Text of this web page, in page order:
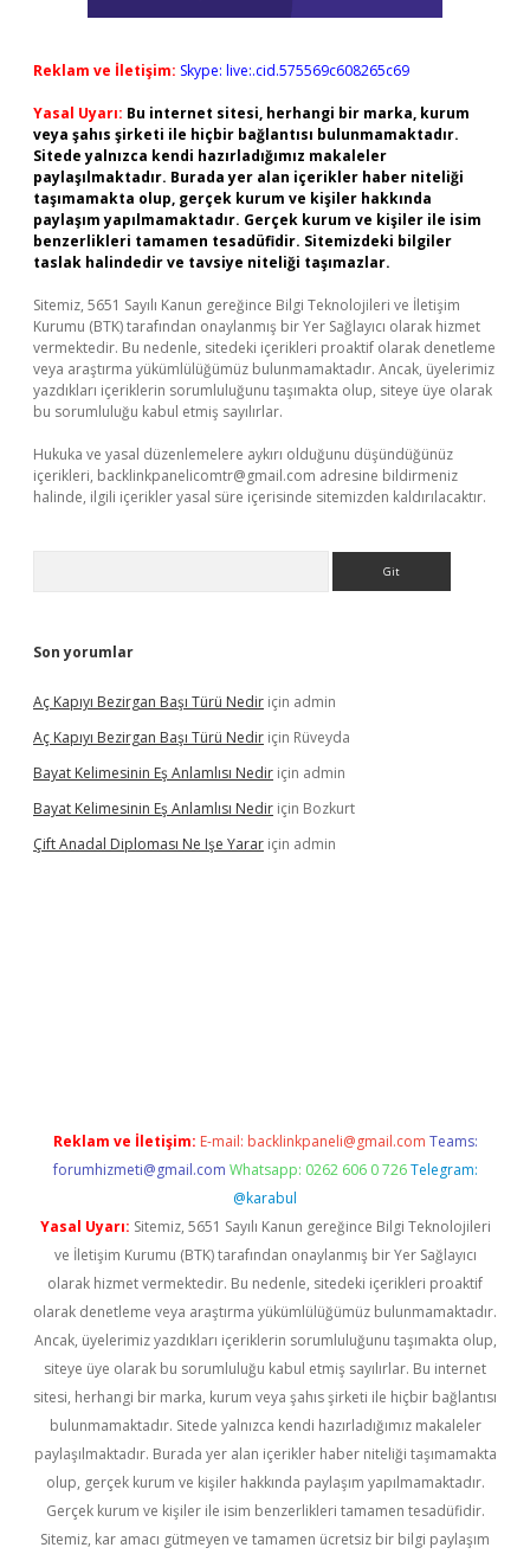
Reklam ve İletişim: Skype: live:.cid.575569c608265c69
Yasal Uyarı: Bu internet sitesi, herhangi bir marka, kurum
veya şahıs şirketi ile hiçbir bağlantısı bulunmamaktadır.
Sitede yalnızca kendi hazırladığımız makaleler
paylaşılmaktadır. Burada yer alan içerikler haber niteliği
taşımamakta olup, gerçek kurum ve kişiler hakkında
paylaşım yapılmamaktadır. Gerçek kurum ve kişiler ile isim
benzerlikleri tamamen tesadüfidir. Sitemizdeki bilgiler
taslak halindedir ve tavsiye niteliği taşımazlar.
Sitemiz, 5651 Sayılı Kanun gereğince Bilgi Teknolojileri ve İletişim
Kurumu (BTK) tarafından onaylanmış bir Yer Sağlayıcı olarak hizmet
vermektedir. Bu nedenle, sitedeki içerikleri proaktif olarak denetleme
veya araştırma yükümlülüğümüz bulunmamaktadır. Ancak, üyelerimiz
yazdıkları içeriklerin sorumluluğunu taşımakta olup, siteye üye olarak
bu sorumluluğu kabul etmiş sayılırlar.
Hukuka ve yasal düzenlemelere aykırı olduğunu düşündüğünüz
içerikleri, backlinkpanelicomtr@gmail.com adresine bildirmeniz
halinde, ilgili içerikler yasal süre içerisinde sitemizden kaldırılacaktır.
Son yorumlar
Aç Kapıyı Bezirgan Başı Türü Nedir için admin
Aç Kapıyı Bezirgan Başı Türü Nedir için Rüveyda
Bayat Kelimesinin Eş Anlamlısı Nedir için admin
Bayat Kelimesinin Eş Anlamlısı Nedir için Bozkurt
Çift Anadal Diploması Ne Işe Yarar için admin
Reklam ve İletişim: E-mail: backlinkpaneli@gmail.com Teams:
forumhizmeti@gmail.com Whatsapp: 0262 606 0 726 Telegram:
@karabul
Yasal Uyarı: Sitemiz, 5651 Sayılı Kanun gereğince Bilgi Teknolojileri
ve İletişim Kurumu (BTK) tarafından onaylanmış bir Yer Sağlayıcı
olarak hizmet vermektedir. Bu nedenle, sitedeki içerikleri proaktif
olarak denetleme veya araştırma yükümlülüğümüz bulunmamaktadır.
Ancak, üyelerimiz yazdıkları içeriklerin sorumluluğunu taşımakta olup,
siteye üye olarak bu sorumluluğu kabul etmiş sayılırlar. Bu internet
sitesi, herhangi bir marka, kurum veya şahıs şirketi ile hiçbir bağlantısı
bulunmamaktadır. Sitede yalnızca kendi hazırladığımız makaleler
paylaşılmaktadır. Burada yer alan içerikler haber niteliği taşımamakta
olup, gerçek kurum ve kişiler hakkında paylaşım yapılmamaktadır.
Gerçek kurum ve kişiler ile isim benzerlikleri tamamen tesadüfidir.
Sitemiz, kar amacı gütmeyen ve tamamen ücretsiz bir bilgi paylaşım